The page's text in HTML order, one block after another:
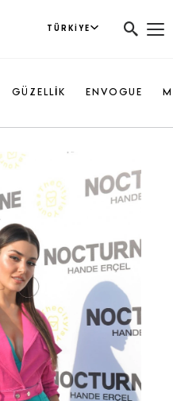
TÜRKIYE
GÜZELLİK ENVOGUE